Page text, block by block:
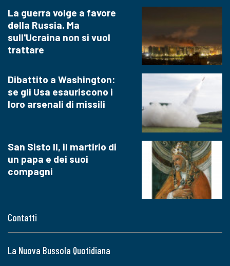
Contatti
La Nuova Bussola Quotidiana
La guerra volge a favore
della Russia. Ma
sull'Ucraina non si vuol
trattare
Dibattito a Washington:
se gli Usa esauriscono i
loro arsenali di missili
San Sisto II, il martirio di
un papa e dei suoi
compagni